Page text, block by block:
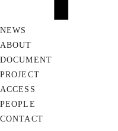
NEWS
ABOUT
DOCUMENT
PROJECT
ACCESS
PEOPLE
CONTACT